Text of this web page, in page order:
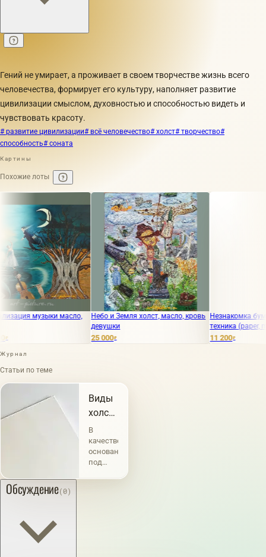
Гений не умирает, а проживает в своем творчестве жизнь всего
человечества, формирует его культуру, наполняет развитие
цивилизации смыслом, духовностью и способностью видеть и
чувствовать красоту.
# развитие цивилизации# всё человечество# холст# творчество#
способность# соната
Картины
Похожие лоты
музыки масло,
Небо и Земля холст, масло, кровь
девушки
Незнакомка бумага,
техника (paper, mixed
Журнал
Статьи по теме
Виды
холстов
и их
характеристика
В
качестве
основания
под
Обсуждение(0)